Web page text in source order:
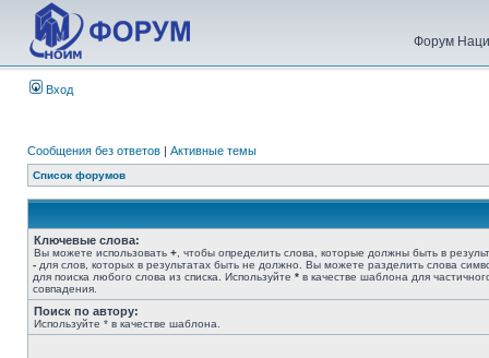
Форум
Вход
Сообщения без ответов | Активные темы
Список форумов
Ключевые слова:
Вы можете использовать + , чтобы определить слова, которые должны быть в
- для слов, которых в результатах быть не должно. Вы можете разделить слова
для поиска любого слова из списка. Используйте * в качестве шаблона для
совпадения.
Поиск по автору:
Используйте * в качестве шаблона.